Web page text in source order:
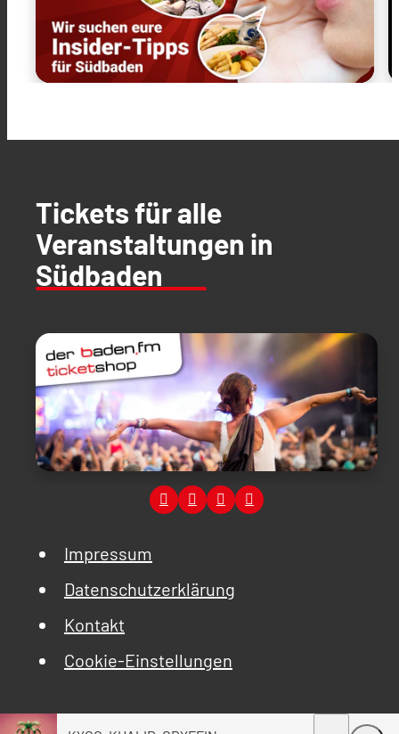
Tickets für alle
Veranstaltungen in
Südbaden
Impressum
Datenschutzerklärung
Kontakt
Cookie-Einstellungen